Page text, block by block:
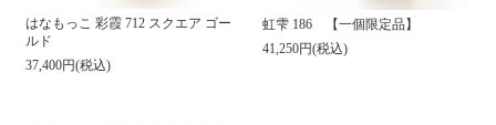
はなもっこ 彩霞 712 スクエア ゴー
ルド
37,400円(税込)
虹雫 186 【一個限定品】
41,250円(税込)